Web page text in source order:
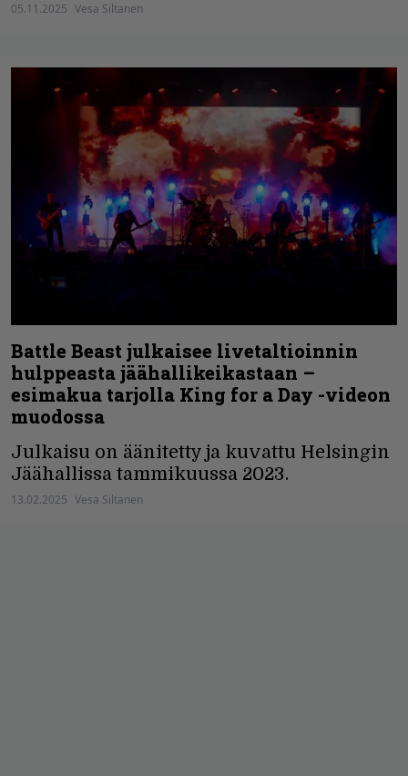
05.11.2025 Vesa Siltanen
Battle Beast julkaisee livetaltioinnin
hulppeasta jäähallikeikastaan –
esimakua tarjolla King for a Day -videon
muodossa
Julkaisu on äänitetty ja kuvattu Helsingin
Jäähallissa tammikuussa 2023.
13.02.2025 Vesa Siltanen